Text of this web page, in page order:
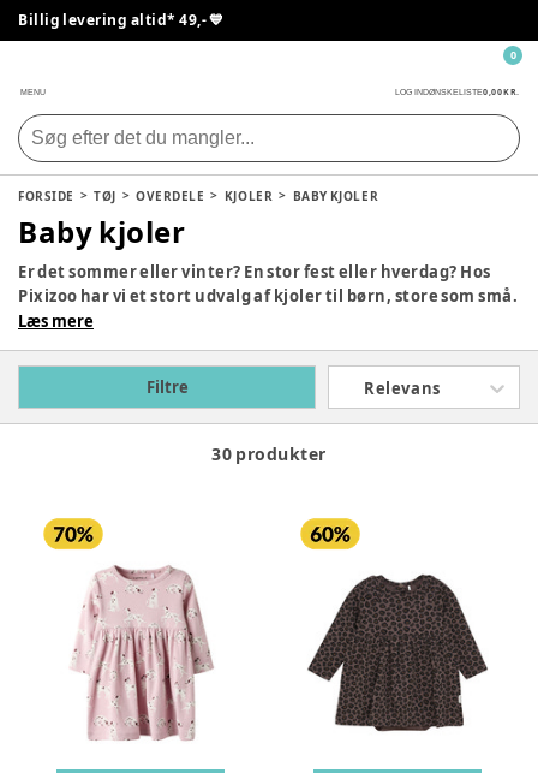
Billig levering altid* 49,- 💙
MENU LOG INDØNSKELISTE0,00 KR.
0
FORSIDE TØJ OVERDELE KJOLER BABY KJOLER
Baby kjoler
Er det sommer eller vinter? En stor fest eller hverdag? Hos
Pixizoo har vi et stort udvalg af kjoler til børn, store som små.
Du kan finde kjoler med både farverige mønstre som
enhver lejlighed og ethvert barn.
Læs mere
Filtre Relevans
30 produkter